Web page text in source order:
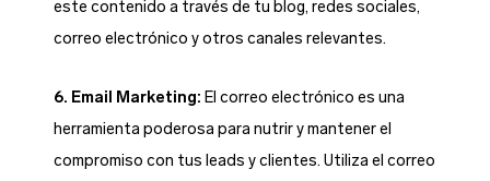
este contenido a través de tu blog, redes sociales,
correo electrónico y otros canales relevantes.
6. Email Marketing: El correo electrónico es una
herramienta poderosa para nutrir y mantener el
compromiso con tus leads y clientes. Utiliza el correo